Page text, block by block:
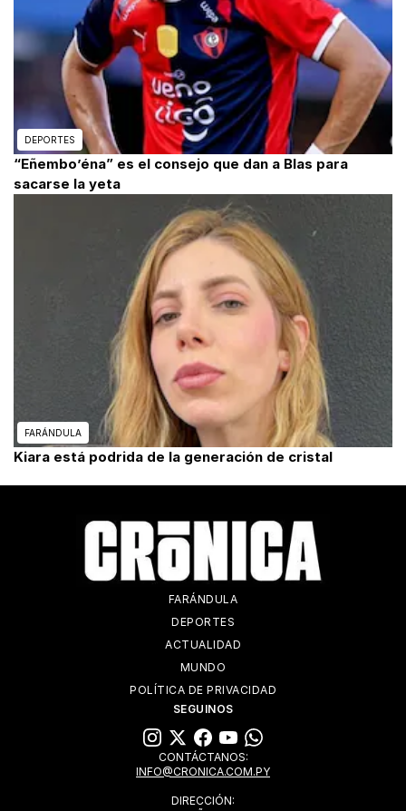
DEPORTES
“Eñembo’éna” es el consejo que dan a Blas para
sacarse la yeta
FARÁNDULA
Kiara está podrida de la generación de cristal
FARÁNDULA
DEPORTES
ACTUALIDAD
MUNDO
POLÍTICA DE PRIVACIDAD
SEGUINOS
CONTÁCTANOS:
INFO@CRONICA.COM.PY
DIRECCIÓN: